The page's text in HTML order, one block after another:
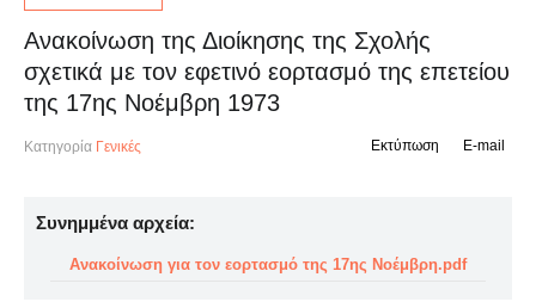
Ανακοίνωση της Διοίκησης της Σχολής
σχετικά με τον εφετινό εορτασμό της επετείου
της 17ης Νοέμβρη 1973
Κατηγορία Γενικές E-mail
Εκτύπωση
Συνημμένα αρχεία:
Ανακοίνωση για τον εορτασμό της 17ης Νοέμβρη.pdf